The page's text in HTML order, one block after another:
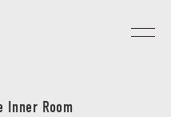
Inner Room